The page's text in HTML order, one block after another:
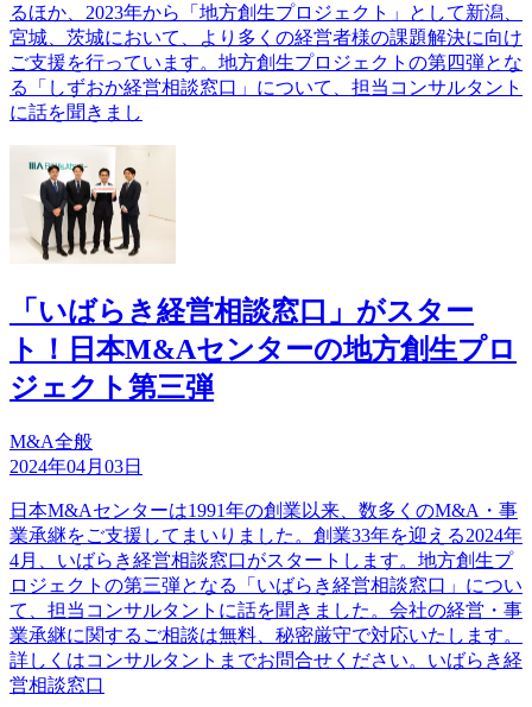
るほか、2023年から「地方創生プロジェクト」として新潟、
宮城、茨城において、より多くの経営者様の課題解決に向け
ご支援を行っています。地方創生プロジェクトの第四弾とな
る「しずおか経営相談窓口」について、担当コンサルタント
に話を聞きまし
「いばらき経営相談窓口」がスター
ト！日本M&Aセンターの地方創生プロ
ジェクト第三弾
M&A全般
2024年04月03日
日本M&Aセンターは1991年の創業以来、数多くのM&A・事
業承継をご支援してまいりました。創業33年を迎える2024年
4月、いばらき経営相談窓口がスタートします。地方創生プ
ロジェクトの第三弾となる「いばらき経営相談窓口」につい
て、担当コンサルタントに話を聞きました。会社の経営・事
業承継に関するご相談は無料、秘密厳守で対応いたします。
詳しくはコンサルタントまでお問合せください。いばらき経
営相談窓口